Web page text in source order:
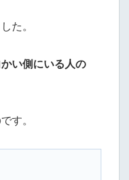
た。
かい側にいる人の
す。